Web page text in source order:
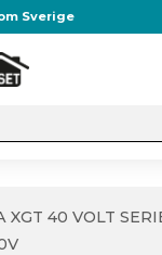
Sverige
XGT 40 VOLT